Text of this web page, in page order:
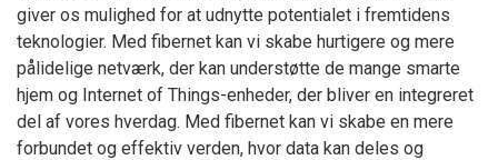
giver os mulighed for at udnytte potentialet i fremtidens
teknologier. Med fibernet kan vi skabe hurtigere og mere
pålidelige netværk, der kan understøtte de mange smarte
hjem og Internet of Things-enheder, der bliver en integreret
del af vores hverdag. Med fibernet kan vi skabe en mere
forbundet og effektiv verden, hvor data kan deles og